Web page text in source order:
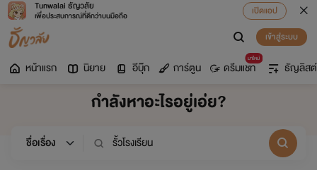
Tunwalai ธัญวลัย
เพื่อประสบการณ์ที่ดีกว่าบนมือถือ
เปิดแอป
เข้าสู่ระบบ
หน้าแรก นิยาย อีบุ๊ก การ์ตูน
มาใหม่
ดรีมแชท ธัญลิสต์
กำลังหาอะไรอยู่เอ่ย?